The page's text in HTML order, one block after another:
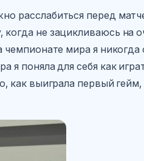
расслабиться перед
не зацикливаюсь на
мира я
я поняла для себя как
как выиграла первый